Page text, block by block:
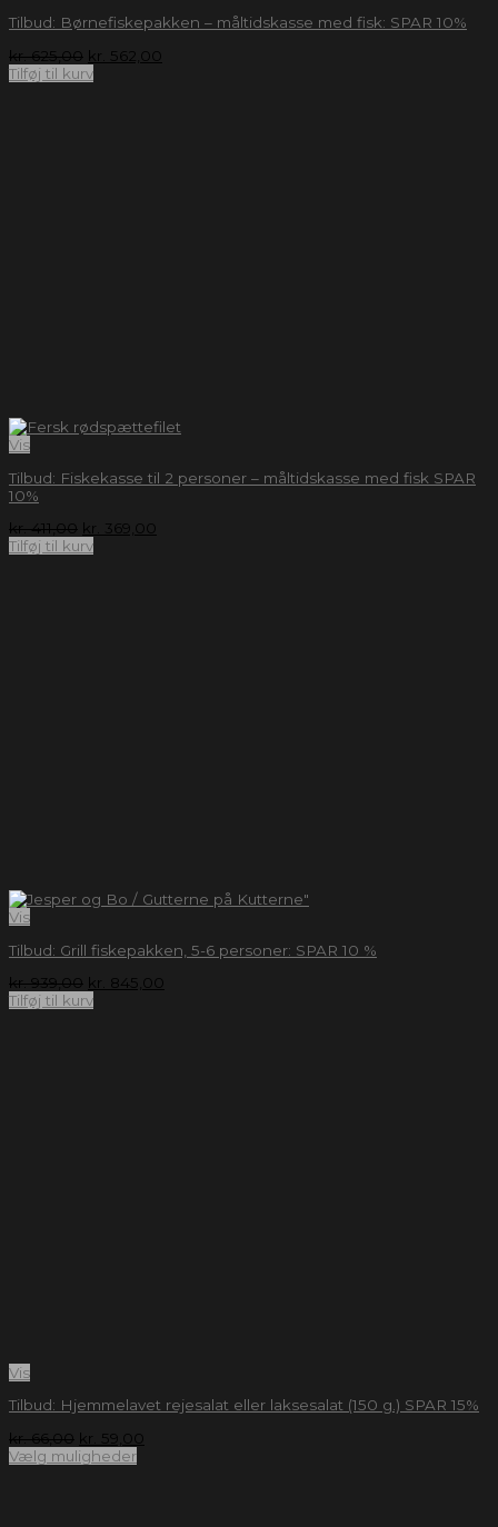
Tilbud: Børnefiskepakken – måltidskasse med fisk: SPAR 10%
kr.625,00 kr.
562,00
Tilføj til kurv
Vis
Tilbud: Fiskekasse til 2 personer – måltidskasse med fisk SPAR
10%
kr.411,00 kr.
369,00
Tilføj til kurv
Vis
Tilbud: Grill fiskepakken, 5-6 personer: SPAR 10 %
kr.939,00 kr.
845,00
Tilføj til kurv
Vis
Tilbud: Hjemmelavet rejesalat eller laksesalat (150 g.) SPAR 15%
kr.66,00 kr.
59,00
Vælg muligheder